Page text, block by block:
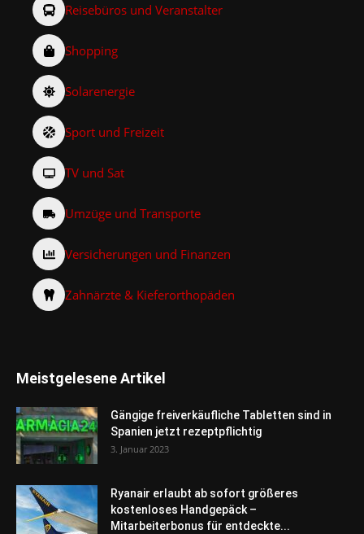
Reisebüros und Veranstalter
Shopping
Solarenergie
Sport und Freizeit
TV und Sat
Umzüge und Transporte
Versicherungen und Finanzen
Zahnärzte & Kieferorthopäden
Meistgelesene Artikel
Gängige freiverkäufliche Tabletten sind in
Spanien jetzt rezeptpflichtig
3. Januar 2023
Ryanair erlaubt ab sofort größeres
kostenloses Handgepäck –
Mitarbeiterbonus für entdeckte...